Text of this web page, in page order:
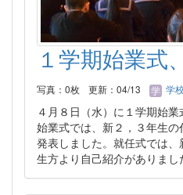
１学期始業式
写真：0枚 更新：04/13 学
４月８日（水）に１学期始業
始業式では、新２，３年生
発表しました。就任式では
生方より自己紹介がありまし